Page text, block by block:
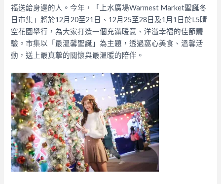
福送給身邊的人。今年，「上水廣場Warmest Market聖誕冬
日市集」將於12月20至21日、12月25至28日及1月1日於L5晴
空花園舉行，為大家打造一個充滿暖意、洋溢幸福的佳節體
驗。市集以「最溫馨聖誕」為主題，透過窩心美食、溫馨活
動，送上最真摯的關懷與最溫暖的陪伴。